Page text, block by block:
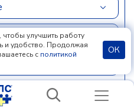
улучшить работу
и удобство. Продолжая
с политикой
ОК